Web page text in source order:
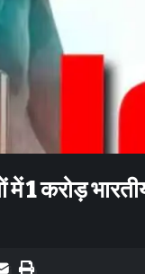
1 करोड़